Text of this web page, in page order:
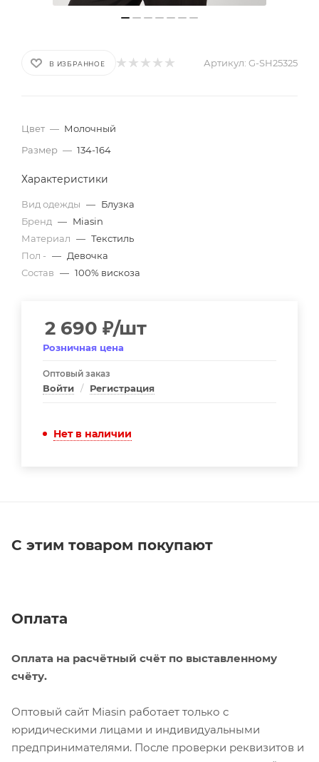
В ИЗБРАННОЕ Артикул: G-SH25325
Цвет — Молочный
Размер — 134-164
Характеристики
Вид одежды — Блузка
Бренд — Miasin
Материал — Текстиль
Пол - — Девочка
Состав — 100% вискоза
2 690 ₽/шт
Розничная цена
Оптовый заказ
Войти / Регистрация
Нет в наличии
С этим товаром покупают
Оплата
Оплата на расчётный счёт по выставленному
счёту.
Оптовый сайт Miasin работает только с
юридическими лицами и индивидуальными
предпринимателями. После проверки реквизитов и